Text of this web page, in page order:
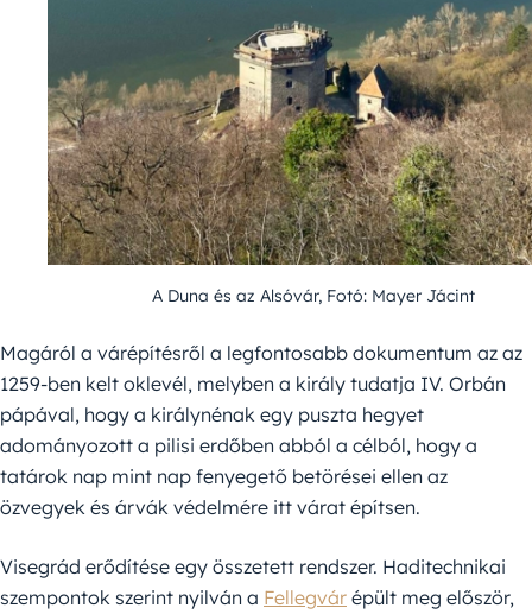
A Duna és az Alsóvár, Fotó: Mayer Jácint
Magáról a várépítésről a legfontosabb dokumentum az az
1259-ben kelt oklevél, melyben a király tudatja IV. Orbán
pápával, hogy a királynénak egy puszta hegyet
adományozott a pilisi erdőben abból a célból, hogy a
tatárok nap mint nap fenyegető betörései ellen az
özvegyek és árvák védelmére itt várat építsen.
Visegrád erődítése egy összetett rendszer. Haditechnikai
szempontok szerint nyilván a Fellegvár épült meg először,